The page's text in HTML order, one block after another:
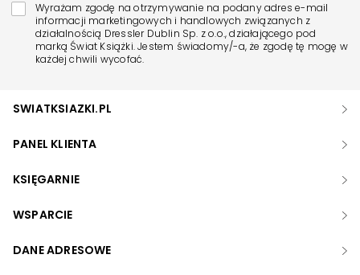
Wyrażam zgodę na otrzymywanie na podany adres e-mail
informacji marketingowych i handlowych związanych z
działalnością Dressler Dublin Sp. z o.o., działającego pod
marką Świat Książki. Jestem świadomy/-a, że zgodę tę mogę w
każdej chwili wycofać.
SWIATKSIAZKI.PL
PANEL KLIENTA
KSIĘGARNIE
WSPARCIE
DANE ADRESOWE